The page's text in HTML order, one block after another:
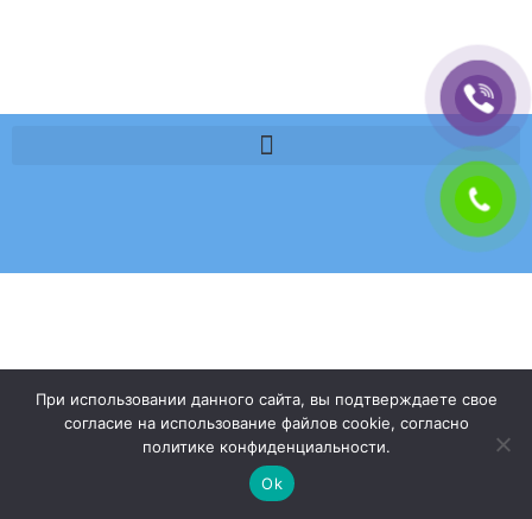
При использовании данного сайта, вы подтверждаете свое
согласие на использование файлов cookie, согласно
политике конфиденциальности.
Ok